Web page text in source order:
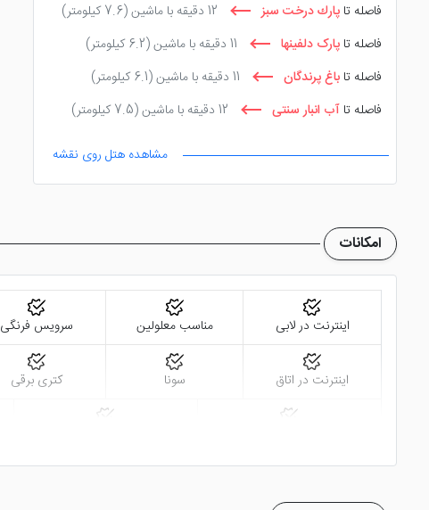
فاصله تا پارك درخت سبز 12 دقیقه با ماشین
(7.6 کیلومتر)
فاصله تا پارک دلفینها 11 دقیقه با ماشین
(6.2 کیلومتر)
فاصله تا باغ پرندگان 11 دقیقه با ماشین
(6.1 کیلومتر)
فاصله تا آب انبار سنتی 12 دقیقه با ماشین (7.5 کیلومتر)
مشاهده هتل روی نقشه
امکانات
اینترنت در لابی مناسب معلولین سرویس فرنگی
اینترنت در اتاق سونا کتری برقی